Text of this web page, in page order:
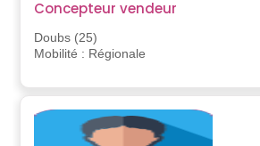
Concepteur vendeur
Doubs (25)
Mobilité : Régionale